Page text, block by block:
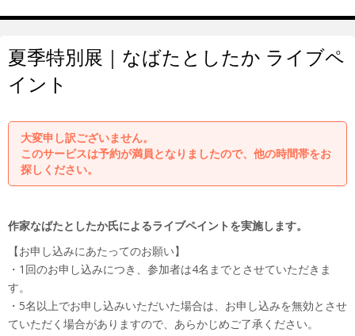
夏季特別展｜なばたとしたか ライブペ
イント
大変申し訳ございません。
このサービスは予約が満員となりましたので、他の時間帯をお
探しください。
作家なばたとしたか氏によるライブペイントを実施します。
【お申し込みにあたってのお願い】
・1回のお申し込みにつき、参加者は4名までとさせていただきま
す。
・5名以上でお申し込みいただいた場合は、お申し込みを無効とさせ
ていただく場合がありますので、あらかじめご了承ください。